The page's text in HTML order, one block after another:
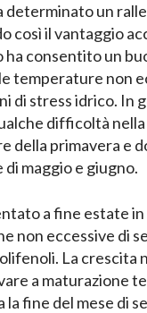
determinato un
così il vantaggio
ha consentito un
temperature non
di stress idrico. In
difficoltà
della primavera e
maggio e giugno.
a fine estate
non eccessive di
La crescita
a maturazione
fine del mese di